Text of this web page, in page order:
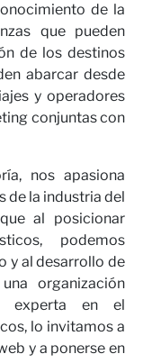
de la
que pueden
de los destinos
abarcar desde
y operadores
conjuntas con
nos apasiona
de la industria del
al posicionar
podemos
y al desarrollo de
organización
experta en el
lo invitamos a
y a ponerse en